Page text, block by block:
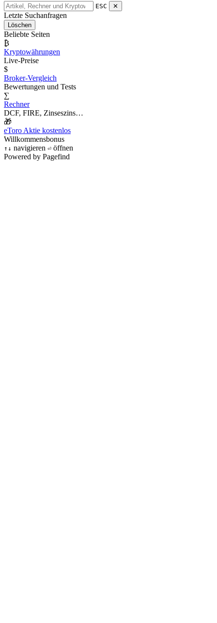
ESC ✕
Letzte Suchanfragen
Löschen
Beliebte Seiten
₿
Kryptowährungen
Live-Preise
$
Broker-Vergleich
Bewertungen und Tests
∑
Rechner
DCF, FIRE, Zinseszins…
🎁
eToro Aktie kostenlos
Willkommensbonus
↑ ↓ navigieren ⏎ öffnen
Powered by Pagefind